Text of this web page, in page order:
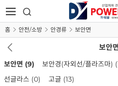
홈 안전/소방 안경류 보안면
보안
보안면 (9) 보안경(자외선/플라즈마)
선글라스 (0) 고글 (13)